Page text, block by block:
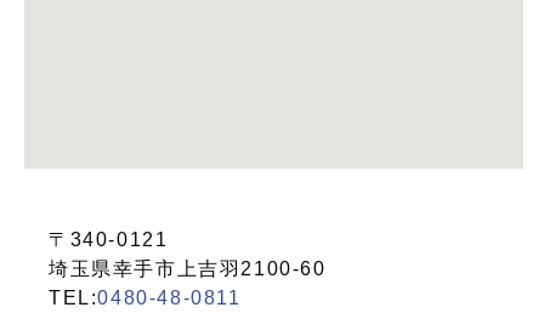
〒340-0121
埼玉県幸手市上吉羽2100-60
TEL:0480-48-0811